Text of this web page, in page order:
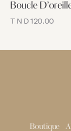
Boucle
TND 120.00
Boutique